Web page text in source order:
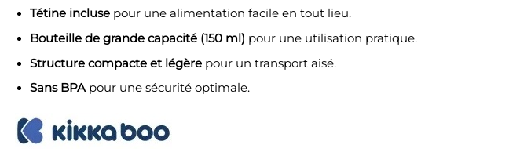
Tétine incluse pour une alimentation facile en tout lieu.
Bouteille de grande capacité (150 ml) pour une utilisation pratique.
Structure compacte et légère pour un transport aisé.
Sans BPApour une sécurité optimale.